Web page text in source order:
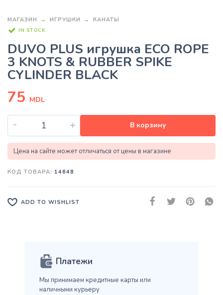
МАГАЗИН ИГРУШКИ КАНАТЫ
IN STOCK
DUVO PLUS игрушка ECO ROPE
3 KNOTS & RUBBER SPIKE
CYLINDER BLACK
75 MDL
- + В корзину
Цена на сайте может отличаться от цены в магазине
КОД ТОВАРА: 14648
ADD TO WISHLIST
Платежи
Мы принимаем кредитные карты или
наличными курьеру